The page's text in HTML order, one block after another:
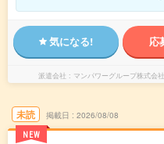
気になる! 応
派遣会社 マンパワーグループ株式会
未読
NEW
掲載日 2026/08/08